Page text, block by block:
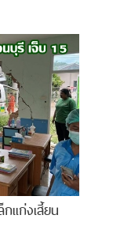
แก่งเสี้ยน